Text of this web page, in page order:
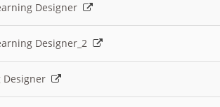
Designer
Designer_2
Designer